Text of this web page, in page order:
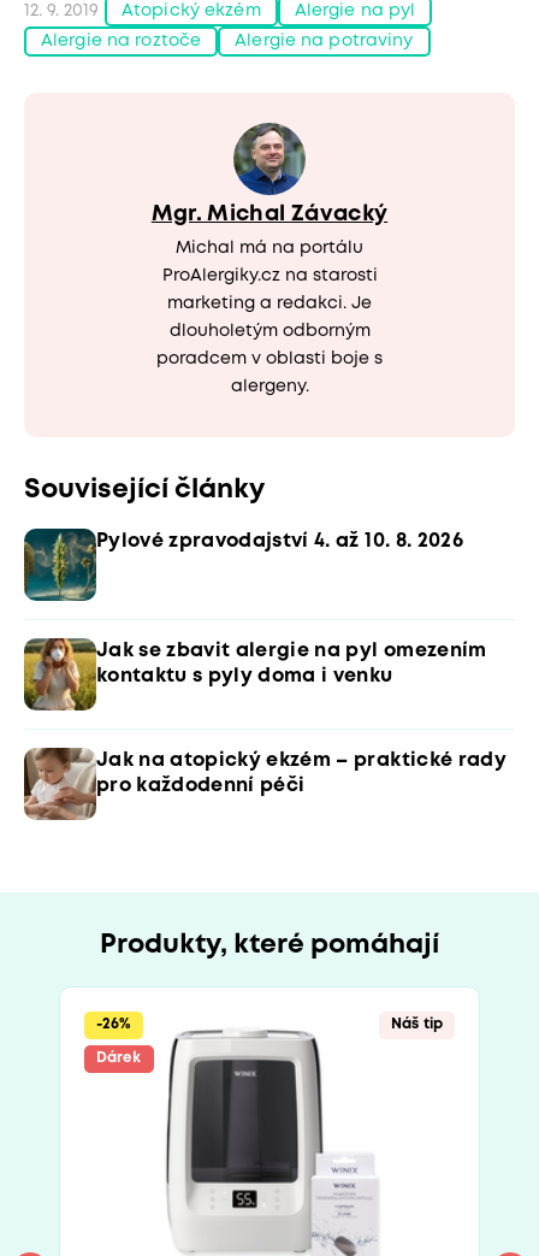
12. 9. 2019 Atopický ekzém Alergie na pyl
Alergie na roztoče Alergie na potraviny
Mgr. Michal Závacký
Michal má na portálu
ProAlergiky.cz na starosti
marketing a redakci. Je
dlouholetým odborným
poradcem v oblasti boje s
alergeny.
Související články
Pylové zpravodajství 4. až 10. 8. 2026
Jak se zbavit alergie na pyl omezením
kontaktu s pyly doma i venku
Jak na atopický ekzém – praktické rady
pro každodenní péči
Produkty, které pomáhají
Dárek
-26% Náš tip